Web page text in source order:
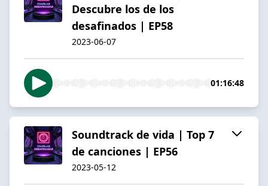
Descubre los de los
desafinados | EP58
2023-06-07
01:16:48
Soundtrack de vida | Top 7
de canciones | EP56
2023-05-12